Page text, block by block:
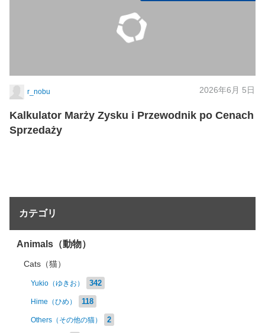
r_nobu 2026年6月 5日
Kalkulator Marży Zysku i Przewodnik po Cenach
Sprzedaży
カテゴリ
Animals（動物）
Cats（猫）
Yukio（ゆきお） 342
Hime（ひめ） 118
Others（その他の猫） 2